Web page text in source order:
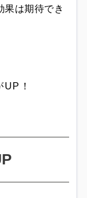
果は期待でき
！